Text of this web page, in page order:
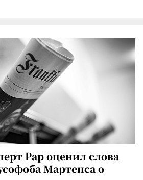
Рар оценил слова
Мартенса о